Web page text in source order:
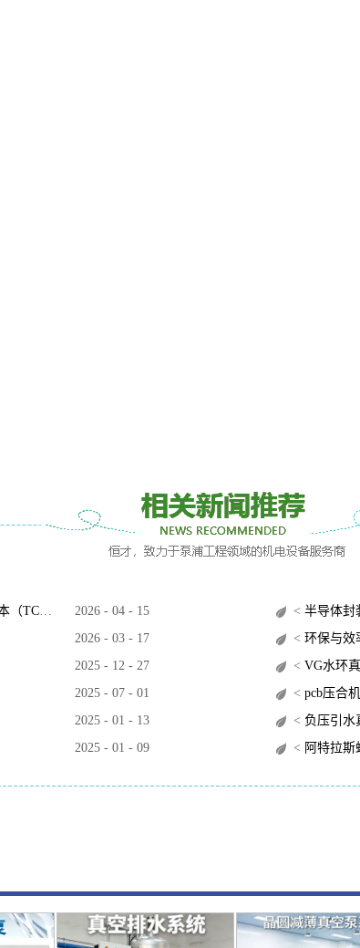
）？ 2026 - 04 - 15 < 半导体封
2026 - 03 - 17 < 环保与效
2025 - 12 - 27 < VG水环
2025 - 07 - 01 < pcb压合
2025 - 01 - 13 < 负压引水
2025 - 01 - 09 < 阿特拉斯